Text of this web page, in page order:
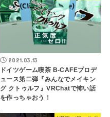
2021.03.13
ドイツゲーム喫茶 B-CAFEプロデ
ュース第二弾『みんなでメイキン
グ クトゥルフ』VRChatで怖い話
を作っちゃおう！